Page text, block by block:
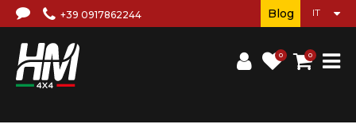
+39 0917862244
0 0
Blog